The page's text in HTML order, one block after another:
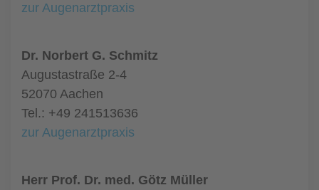
zur Augenarztpraxis
Dr. Norbert G. Schmitz
Augustastraße 2-4
52070 Aachen
Tel.: +49 241513636
zur Augenarztpraxis
Herr Prof. Dr. med. Götz Müller